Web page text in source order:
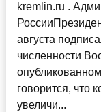
kremlin.ru .
августа
численности
говорится, что
увеличи...